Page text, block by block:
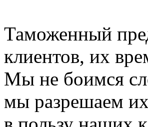
Таможенный
клиентов, их
Мы не боимся
мы разрешаем их